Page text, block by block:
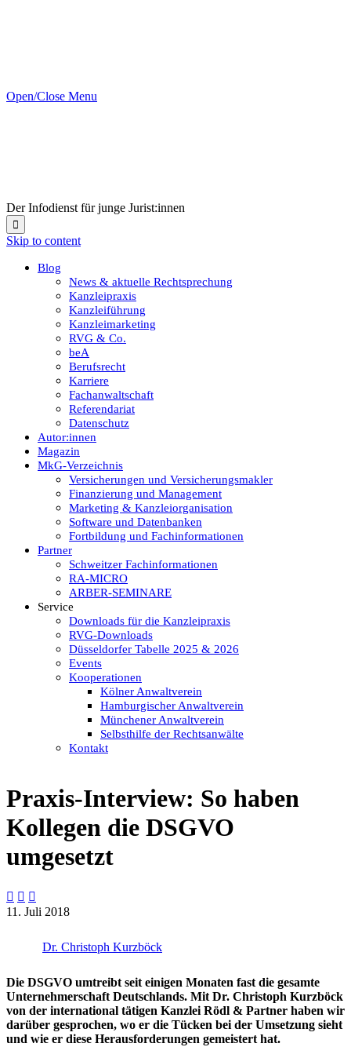
Open/Close Menu
Der Infodienst für junge Jurist:innen

Skip to content
Blog
News & aktuelle Rechtsprechung
Kanzleipraxis
Kanzleiführung
Kanzleimarketing
RVG & Co.
beA
Berufsrecht
Karriere
Fachanwaltschaft
Referendariat
Datenschutz
Autor:innen
Magazin
MkG-Verzeichnis
Versicherungen und Versicherungsmakler
Finanzierung und Management
Marketing & Kanzleiorganisation
Software und Datenbanken
Fortbildung und Fachinformationen
Partner
Schweitzer Fachinformationen
RA-MICRO
ARBER-SEMINARE
Service
Downloads für die Kanzleipraxis
RVG-Downloads
Düsseldorfer Tabelle 2025 & 2026
Events
Kooperationen
Kölner Anwaltverein
Hamburgischer Anwaltverein
Münchener Anwaltverein
Selbsthilfe der Rechtsanwälte
Kontakt
Praxis-Interview: So haben
Kollegen die DSGVO
umgesetzt
  
11. Juli 2018
Dr. Christoph Kurzböck
Die DSGVO umtreibt seit einigen Monaten fast die gesamte
Unternehmerschaft Deutschlands. Mit Dr. Christoph Kurzböck
von der international tätigen Kanzlei Rödl & Partner haben wir
darüber gesprochen, wo er die Tücken bei der Umsetzung sieht
und wie er diese Herausforderungen gemeistert hat.